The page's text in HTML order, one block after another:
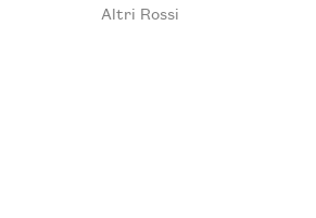
Altri Rossi